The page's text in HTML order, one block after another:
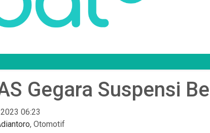
Gegara Suspensi
06:23
, Otomotif